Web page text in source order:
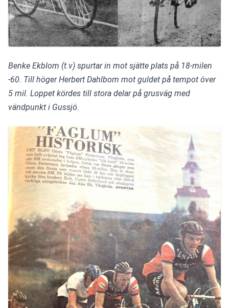
Benke Ekblom (t.v) spurtar in mot sjätte plats på 18-milen
-60. Till höger Herbert Dahlbom mot guldet på tempot över
5 mil. Loppet kördes till stora delar på grusväg med
vändpunkt i Gussjö.